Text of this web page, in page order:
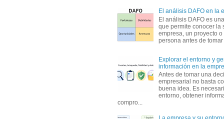
El análisis DAFO en la
El análisis DAFO es
que permite conocer la
empresa, un proyecto
persona antes de
Explorar el entorno y
información en la
Antes de tomar una
empresarial no basta
buena idea. Es
entorno, obtener
compro...